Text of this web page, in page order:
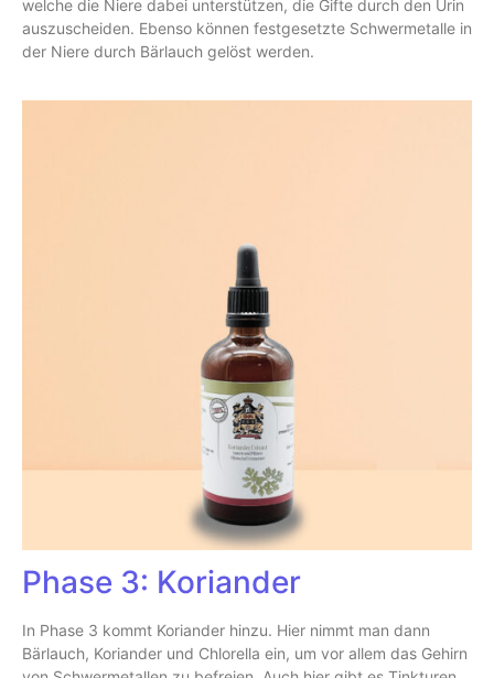
welche die Niere dabei unterstützen, die Gifte durch den Urin
auszuscheiden. Ebenso können festgesetzte Schwermetalle in
der Niere durch Bärlauch gelöst werden.
Phase 3: Koriander
In Phase 3 kommt Koriander hinzu. Hier nimmt man dann
Bärlauch, Koriander und Chlorella ein, um vor allem das Gehirn